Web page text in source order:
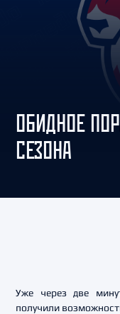
ОБИДНОЕ
СЕЗОНА
Уже через две
получили